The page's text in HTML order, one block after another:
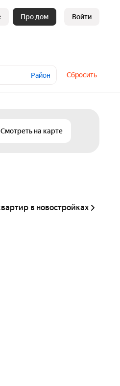
Про дом Войти
Район Сбросить
Смотреть на карте
в новостройках